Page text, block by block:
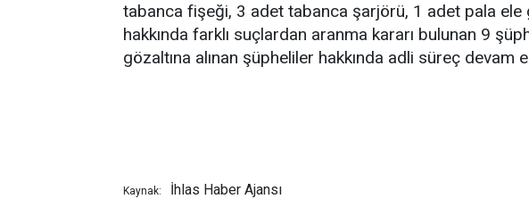
tabanca fişeği, 3 adet tabanca şarjörü, 1 adet pala ele
hakkında farklı suçlardan aranma kararı bulunan 9
gözaltına alınan şüpheliler hakkında adli süreç devam
Kaynak: İhlas Haber Ajansı